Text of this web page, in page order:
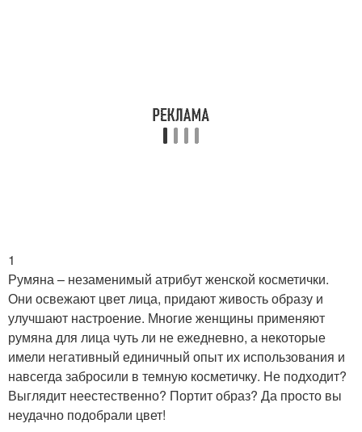
1
Румяна – незаменимый атрибут женской косметички.
Они освежают цвет лица, придают живость образу и
улучшают настроение. Многие женщины применяют
румяна для лица чуть ли не ежедневно, а некоторые
имели негативный единичный опыт их использования и
навсегда забросили в темную косметичку. Не подходит?
Выглядит неестественно? Портит образ? Да просто вы
неудачно подобрали цвет!